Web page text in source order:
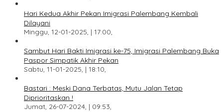
Hari Kedua Akhir Pekan Imigrasi Palembang Kembali
Dilayani
Minggu, 12-01-2025, | 17:00,
Sambut Hari Bakti Imigrasi ke-75, Imigrasi Palembang Buka
Paspor Simpatik Akhir Pekan
Sabtu, 11-01-2025, | 18:10,
Bastari : Meski Dana Terbatas, Mutu Jalan Tetap
Diprioritaskan !
Jumat, 26-07-2024, | 09:53,